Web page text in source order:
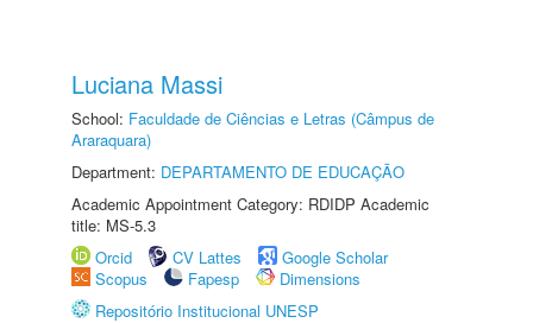
Luciana Massi
School: Faculdade de Ciências e Letras (Câmpus de
Araraquara)
Department: DEPARTAMENTO DE EDUCAÇÃO
Academic Appointment Category: RDIDP Academic
title: MS-5.3
Orcid
CV Lattes
Google Scholar
Scopus
Fapesp
Dimensions
Repositório Institucional UNESP